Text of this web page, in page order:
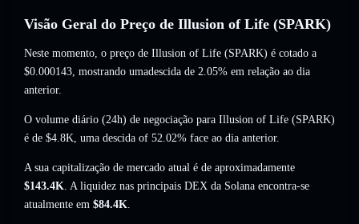
Visão Geral do Preço de Illusion of Life (SPARK)
Neste momento, o preço de Illusion of Life (SPARK) é cotado a
$0.000143, mostrando umadescida de 2.05% em relação ao dia
anterior.
O volume diário (24h) de negociação para Illusion of Life (SPARK)
é de $4.8K, uma descida of 52.02% face ao dia anterior.
A sua capitalização de mercado atual é de aproximadamente
$143.4K. A liquidez nas principais DEX da Solana encontra-se
atualmente em $84.4K.